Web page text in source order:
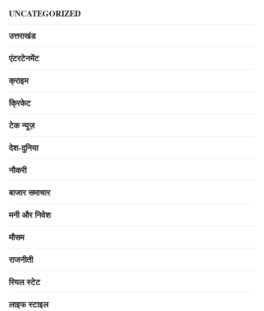
UNCATEGORIZED
उत्तराखंड
एंटरटेनमेंट
क्राइम
क्रिकेट
टेक न्यूज़
देश-दुनिया
नौकरी
बाजार समाचार
मनी और निवेश
मौसम
राजनीती
रियल स्टेट
लाइफ स्टाइल